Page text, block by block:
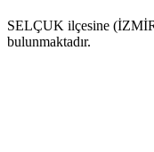
SELÇUK ilçesine
bulunmaktadır.